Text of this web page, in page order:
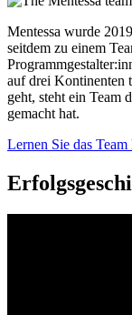
Mentessa wurde
seitdem zu einem
auf drei Kontinenten
geht, steht ein Team
gemacht hat.
Lernen Sie das Team